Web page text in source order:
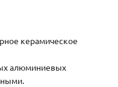
керамическое
алюминиевых